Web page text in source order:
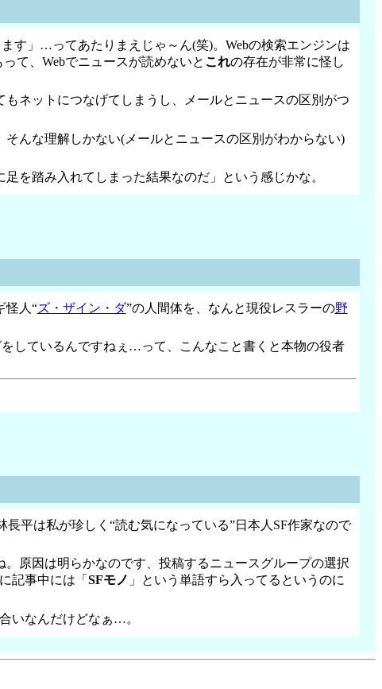
す」…ってあたりまえじゃ～ん(笑)。Webの検索エンジンは
て、Webでニュースが読めないと これの存在が非常に怪し
ネットにつなげてしまうし、メールとニュースの区別がつ
んな理解しかない(メールとニュースの区別がわからない)
を踏み入れてしまった結果なのだ」という感じかな。
怪人“ズ・ザイン・ダ”の人間体を、なんと現役レスラーの野
しているんですねぇ…って、こんなこと書くと本物の役者
平は私が珍しく“読む気になっている”日本人SF作家なので
原因は明らかなのです、投稿するニュースグループの選択
記事中には「 SFモノ 」という単語すら入ってるというのに
いなんだけどなぁ…。